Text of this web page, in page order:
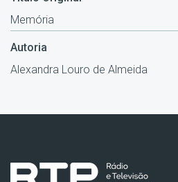
Memória
Autoria
Alexandra Louro de Almeida